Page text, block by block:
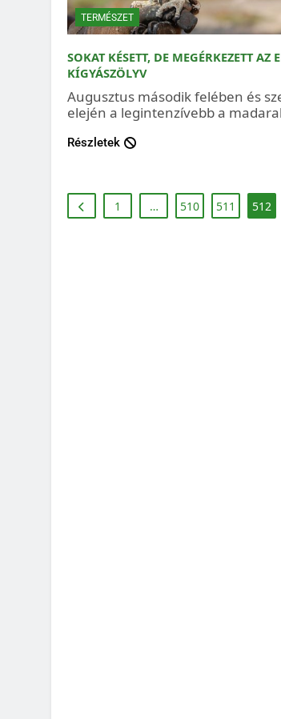
TERMÉSZET
SOKAT KÉSETT, DE MEGÉRKEZETT AZ
KÍGYÁSZÖLYV
Augusztus második felében és
elején a legintenzívebb a
Részletek
1 … 510 511 512